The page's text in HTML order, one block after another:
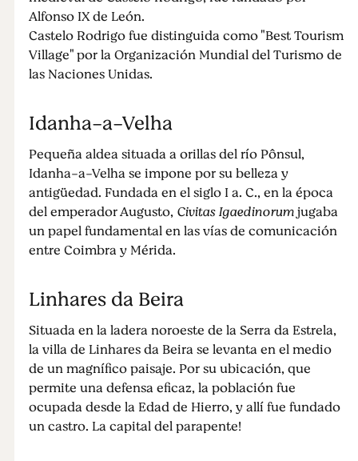
Alfonso IX de León.
Castelo Rodrigo fue distinguida como "Best Tourism
Village" por la Organización Mundial del Turismo de
las Naciones Unidas.
Idanha-a-Velha
Pequeña aldea situada a orillas del río Pônsul,
Idanha-a-Velha se impone por su belleza y
antigüedad. Fundada en el siglo I a. C., en la época
del emperador Augusto, Civitas Igaedinorumjugaba
un papel fundamental en las vías de comunicación
entre Coimbra y Mérida.
Linhares da Beira
Situada en la ladera noroeste de la Serra da Estrela,
la villa de Linhares da Beira se levanta en el medio
de un magnífico paisaje. Por su ubicación, que
permite una defensa eficaz, la población fue
ocupada desde la Edad de Hierro, y allí fue fundado
un castro. La capital del parapente!